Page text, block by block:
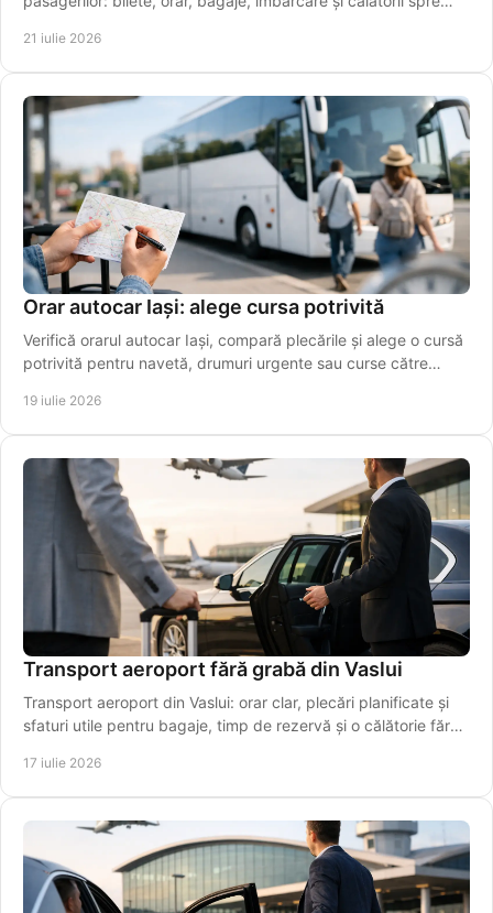
21 iulie 2026
Orar autocar Iași: alege cursa potrivită
Verifică orarul autocar Iași, compară plecările și alege o cursă
potrivită pentru navetă, drumuri urgente sau curse către
19 iulie 2026
Transport aeroport fără grabă din Vaslui
Transport aeroport din Vaslui: orar clar, plecări planificate și
sfaturi utile pentru bagaje, timp de rezervă și o călătorie fără
17 iulie 2026